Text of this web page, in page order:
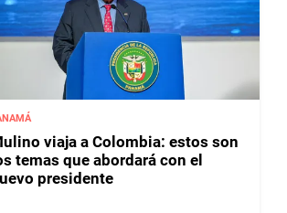
viaja a Colombia: estos son
temas que abordará con el
presidente